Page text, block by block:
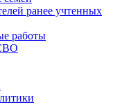
ранее учтенных
работы